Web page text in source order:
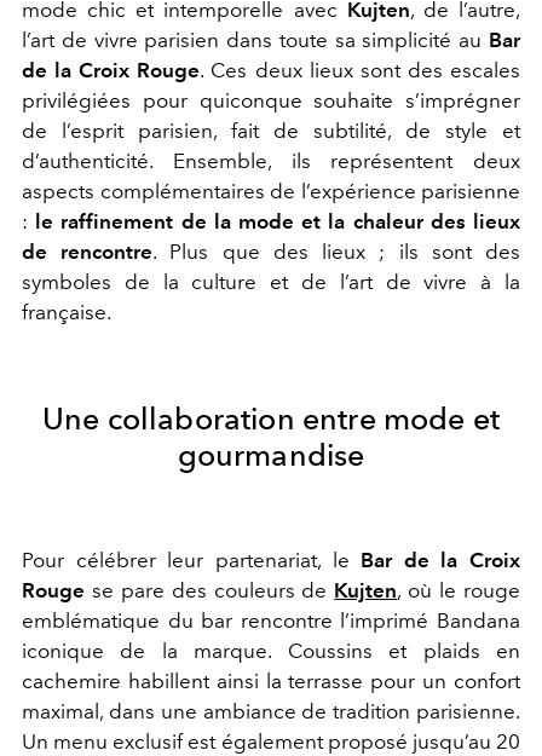
mode chic et intemporelle avec Kujten, de l’autre,
l’art de vivre parisien dans toute sa simplicité au Bar
de la Croix Rouge. Ces deux lieux sont des escales
privilégiées pour quiconque souhaite s’imprégner
de l’esprit parisien, fait de subtilité, de style et
d’authenticité. Ensemble, ils représentent deux
aspects complémentaires de l’expérience parisienne
: le raffinement de la mode et la chaleur des lieux
de rencontre. Plus que des lieux ; ils sont des
symboles de la culture et de l’art de vivre à la
française.
Une collaboration entre mode et
gourmandise
Pour célébrer leur partenariat, le Bar de la Croix
Rouge se pare des couleurs de Kujten, où le rouge
emblématique du bar rencontre l’imprimé Bandana
iconique de la marque. Coussins et plaids en
cachemire habillent ainsi la terrasse pour un confort
maximal, dans une ambiance de tradition parisienne.
Un menu exclusif est également proposé jusqu’au 20